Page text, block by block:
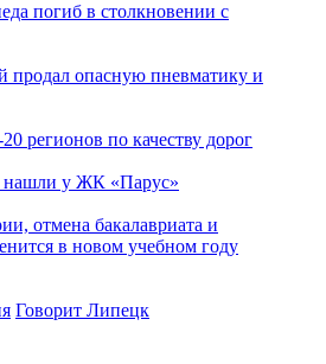
погиб в столкновении с
продал опасную пневматику и
регионов по качеству дорог
нашли у ЖК «Парус»
отмена бакалавриата и
в новом учебном году
Говорит Липецк